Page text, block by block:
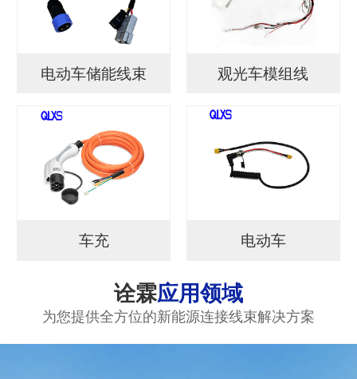
电动车储能线束 观光车模组线
车充 电动车
诠霖应用领域
为您提供全方位的新能源连接线束解决方案